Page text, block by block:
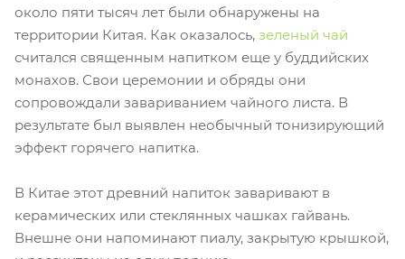
около пяти тысяч лет были обнаружены на
территории Китая. Как оказалось, зеленый чай
считался священным напитком еще у буддийских
монахов. Свои церемонии и обряды они
сопровождали завариванием чайного листа. В
результате был выявлен необычный тонизирующий
эффект горячего напитка.
В Китае этот древний напиток заваривают в
керамических или стеклянных чашках гайвань.
Внешне они напоминают пиалу, закрытую крышкой,